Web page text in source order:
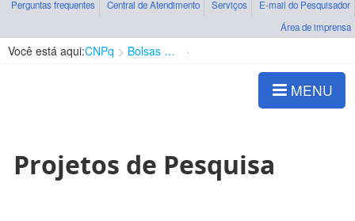
Perguntas frequentes Central de Atendimento Serviços
E-mail do Pesquisador
Área de imprensa
Você está aqui:CNPq Bolsas e Auxílios Vigentes
MENU
Projetos de Pesquisa